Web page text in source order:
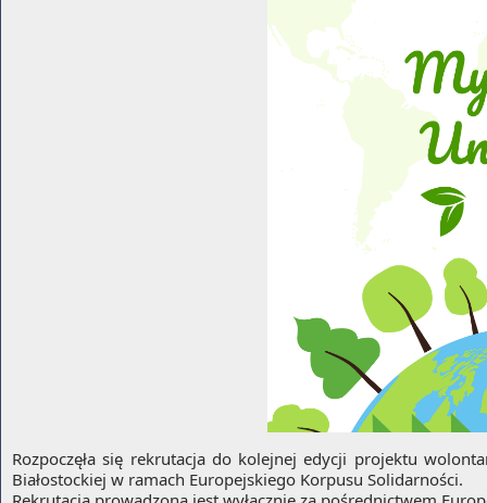
Rozpoczęła się rekrutacja do kolejnej edycji projektu
Białostockiej w ramach Europejskiego Korpusu Solidarności.